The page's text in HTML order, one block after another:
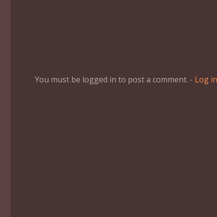
You must be logged in to post a comment. - Log in